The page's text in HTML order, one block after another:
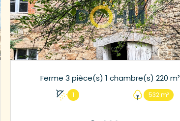
Ferme 3 pièce(s) 1 chambre(s) 220 m²
1 532 m²